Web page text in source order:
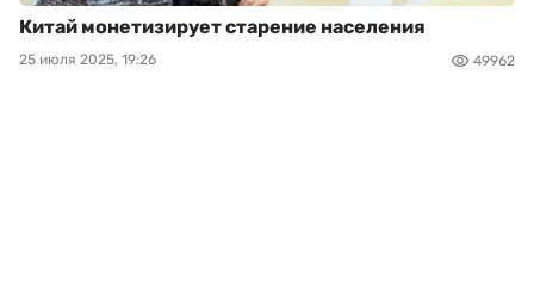
Китай монетизирует старение населения
25 июля 2025, 19:26 49962